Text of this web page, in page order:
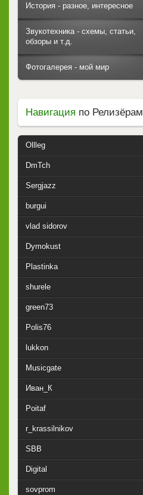
История - разное, интересное
Звукотехника - схемы, статьи,
обзоры и т.д.
Фотогалерея - мой мир
Навигация по Релизёрам
Ollleg
DmTch
Sergjazz
burgui
vlad sidorov
Dymokust
Plastinka
shurele
green73
Polis76
lukkon
Musicgate
Иван_К
Poitaf
r_krassilnikov
SBB
Digital
sovprom